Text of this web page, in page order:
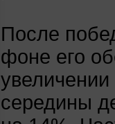
После
фоне его
середины